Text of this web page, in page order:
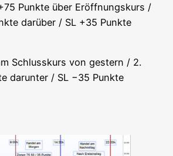
Punk­te über Eröff­nungs­kurs /
dar­über / SL +35 Punk­te
Schluss­kurs von ges­tern / 2.
dar­un­ter / SL −35 Punk­te